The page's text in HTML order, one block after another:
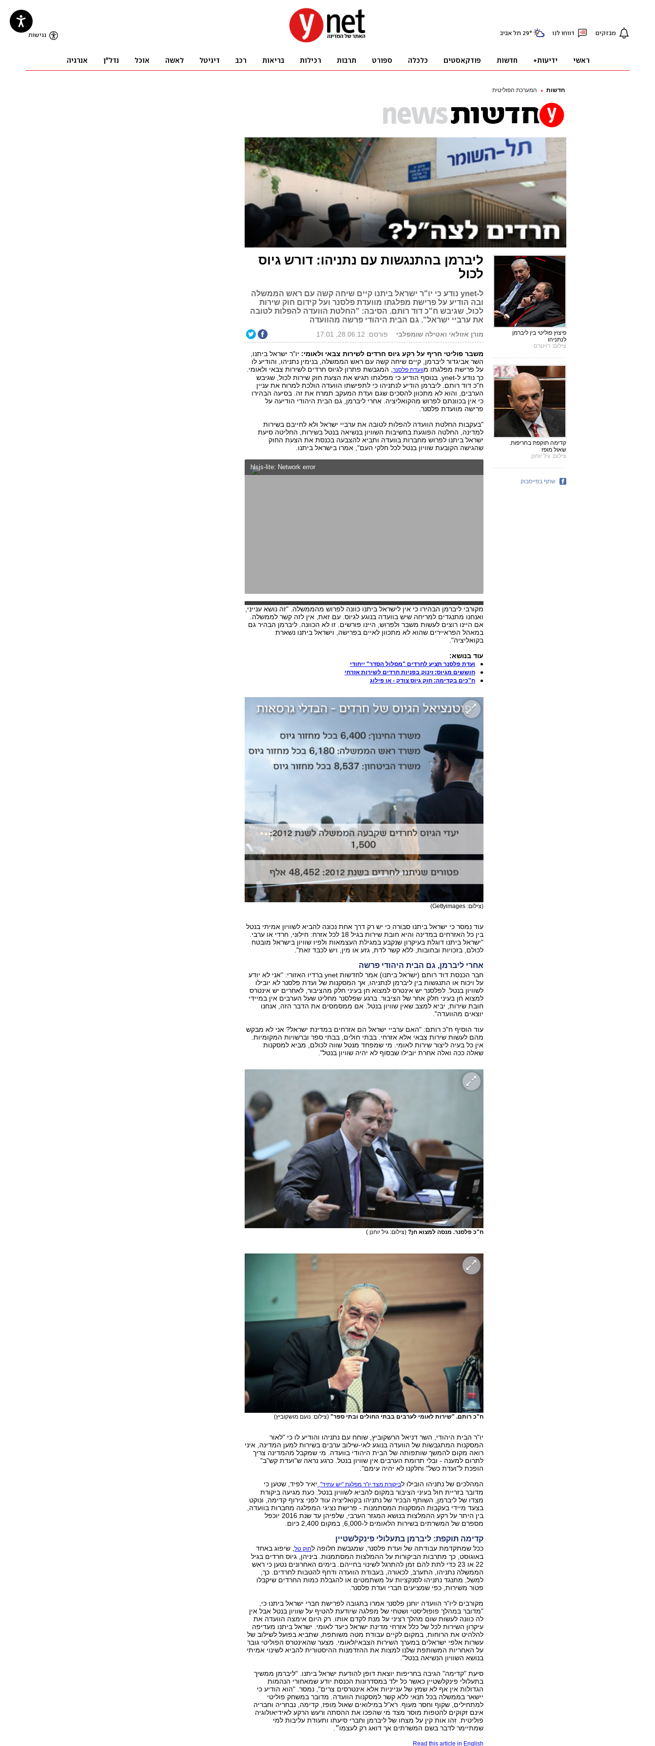
חדשות המערכת הפוליטית
ליברמן בהתנגשות עם נתניהו: דורש גיוס
לכול
ל-ynet נודע כי יו"ר ישראל ביתנו קיים שיחה קשה עם ראש הממשלה
ובה הודיע על פרישת מפלגתו מוועדת פלסנר ועל קידום חוק שירות
לכול, שגיבש ח"כ דוד רותם. הסיבה: "החלטת הוועדה להפלות לטובה
את ערביי ישראל". גם הבית היהודי פרשה מהוועדה
מורן אזולאי ואטילה שומפלבי פורסם: 28.06.12, 17:01
משבר פוליטי חריף על רקע גיוס חרדים לשירות צבאי ולאומי: יו"ר ישראל ביתנו,
השר אביגדור ליברמן, קיים שיחה קשה עם ראש הממשלה, בנימין נתניהו, והודיע לו
על פרישת מפלגתו מוועדת פלסנר, המגבשת פתרון לגיוס חרדים לשירות צבאי ולאומי.
כך נודע ל-ynet. בנוסף הודיע כי מפלגתו תגיש את הצעת חוק שירות לכול, שגיבש
ח"כ דוד רותם. ליברמן הודיע לנתניהו כי לתפישתו הוועדה הולכת למרוח את עניין
הערבים, והוא לא מתכוון להסכים שגם ועדת המעקב תמרח את זה. בסיעה הבהירו
כי אין בכוונתם לפרוש מהקואליציה. אחרי ליברמן, גם הבית היהודי הודיעה על
פרישה מוועדת פלסנר.
"בעקבות החלטת הוועדה להפלות לטובה את ערביי ישראל ולא לחייבם בשירות
למדינה, החלטה הפוגעת בחשיבות השוויון בנשיאה בנטל בשירות, החליטה סיעת
ישראל ביתנו לפרוש מחברות בוועדה ותביא להצבעה בכנסת את הצעת החוק
שהגישה הקובעת שוויון בנטל לכל חלקי העם", אמרו בישראל ביתנו.
hlsjs-lite: Network error
מקורבי ליברמן הבהירו כי אין לישראל ביתנו כוונה לפרוש מהממשלה. "זה נושא ענייני,
ואנחנו מתנגדים למריחה שיש בוועדה בנוגע לגיוס. עם זאת, אין לזה קשר לממשלה.
אם היינו רוצים לעשות משבר ולפרוש, היינו פורשים. זו לא הכוונה. ליברמן הבהיר גם
במאהל הפראיירים שהוא לא מתכוון לאיים בפרישה, וישראל ביתנו נשארת
בקואליציה".
עוד בנושא:
ועדת פלסנר תציע לחרדים "מסלול הסדר" ייחודי
חוששים מגיוס: זינוק בפניות חרדים לשירות אזרחי
ח"כים בקדימה: חוק גיוס צודק - או פילוג
(צילום: Gettyimages)
עוד נמסר כי ישראל ביתנו סבורה כי יש רק דרך אחת נכונה להביא לשוויון אמיתי בנטל
בין כל האזרחים במדינה והיא חובת שירות בגיל 18 לכל אזרח: חילוני, חרדי או ערבי.
"ישראל ביתנו דוגלת בעיקרון שנקבע במגילת העצמאות ולפיו שוויון בישראל מובטח
לכולם, בזכויות ובחובות, ללא קשר לדת, גזע או מין, ויש לכבד זאת".
אחרי ליברמן, גם הבית היהודי פרשה
חבר הכנסת דוד רותם (ישראל ביתנו) אמר לחדשות ynet ברדיו האזורי: "אני לא יודע
על ויכוח או התנגשות בין ליברמן לנתניהו, אך המסקנות של ועדת פלסנר לא יובילו
לשוויון בנטל. לפלסנר יש אינטרס למצוא חן בעיני חלק מהציבור, לאחרים יש אינטרס
למצוא חן בעיני חלק אחר של הציבור. ברגע שפלסנר מחליט שעל הערבים אין במיידי
חובת שירות, יביא למצב שאין שוויון בנטל. אם ממסמסים את הדבר הזה, אנחנו
יוצאים מהוועדה".
עוד הוסיף ח"כ רותם: "האם ערביי ישראל הם אזרחים במדינת ישראל? אני לא מבקש
מהם לעשות שירות צבאי אלא אזרחי. בבתי חולים, בבתי ספר וברשויות המקומיות.
אין כל בעיה ליצור שירות לאומי. מי שמפחד מנטל שווה לכולם, מביא למסקנות
שאלה ככה ואלה אחרת יובילו שבסוף לא יהיה שוויון בנטל".
ח"כ פלסנר. מנסה למצוא חן? (צילום: גיל יוחנן )
ח"כ רותם. "שירות לאומי לערבים בבתי החולים ובתי ספר" (צילום: נועם מושקוביץ)
יו"ר הבית היהודי, השר דניאל הרשקוביץ, שוחח עם נתניהו והודיע לו כי "לאור
המסקנות המתגבשות של הוועדה בנוגע לאי-שילוב ערבים בשירות למען המדינה, איני
רואה מקום להמשך שותפותה של הבית היהודי בוועדה. מי שמקבל מהמדינה צריך
לתרום למענה - ובלי תרומת הערבים אין שוויון בנטל. כרגע נראה ש"ועדת קש"ב"
הופכת ל"ועדת כשל" וחלקנו לא יהיה עימם".
המהלכים של נתניהו הובילו לביקורת מצד יו"ר מפלגת "יש עתיד", יאיר לפיד, שטען כי
מדובר בזריית חול בעיני הציבור במקום להביא לשוויון בנטל. כעת מגיעה ביקורת
מצדו של ליברמן, השותף הבכיר של נתניהו בקואליציה עוד לפני צירוף קדימה, ונוקט
בצעד מיידי בעקבות המסקנות המסתמנות - פרישת נציגי המפלגה מחברות בוועדה,
בין היתר על רקע ההמלצות בנושא המגזר הערבי, שלפיהן עד שנת 2016 יוכפל
מספרם של המשרתים בשירות הלאומים ל-6,000, במקום 2,400 כיום.
קדימה תוקפת: ליברמן בתעלולי פינקלשטיין
ככל שמתקדמת עבודתה של ועדת פלסנר, שמגבשת חלופה לחוק טל, שיפוג באחד
באוגוסט, כך מתרבות הביקורות על ההמלצות המסתמנות. ביניהן, גיוס חרדים בגיל
22 או 23 כדי לתת להם זמן להתרגל לשינוי בחייהם. בימים האחרונים נטען כי ראש
הממשלה נתניהו, התערב, לכאורה, בעבודת הוועדה ודחף להטבות לחרדים. כך,
למשל, מתנגד נתניהו לסנקציות על משתמטים או להגבלת כמות החרדים שיקבלו
פטור משירות, כפי שמציעים חברי ועדת פלסנר.
מקורבים ליו"ר הוועדה יוחנן פלסנר אמרו בתגובה לפרישת חברי ישראל ביתנו כי,
"מדובר במהלך פופוליסטי ושטחי של מפלגה שיודעת להטיף על שוויון בנטל אבל אין
לה כוונה לעשות שום מהלך רציני על מנת לקדם אותו. רק היום אימצה הוועדה את
עיקרון השירות לכל של כלל אזרחי מדינת ישראל כיעד לאומי. ישראל ביתנו מעדיפה
להלהיט את הרוחות, במקום לקיים עבודת מטה משותפת, שתביא בפועל לשילוב של
עשרות אלפי ישראלים במערך השירות הצבאי/לאומי. מצער שהאינטרס הפוליטי גובר
על האחריות המשותפת שלנו למצות את ההזדמנות ההיסטורית להביא לשינוי אמיתי
בנושא השוויון הנשיאה בנטל".
סיעת "קדימה" הגיבה בחריפות יוצאת דופן להודעת ישראל ביתנו. "ליברמן ממשיך
בתעלולי פינקלשטיין כאשר כל ילד במסדרונות הכנסת יודע שמאחורי הנהמות
הגדולות אין אף לא שמץ של ענייניות אלא אינטרסים צרים", נמסר. "הוא הודיע כי
יישאר בממשלה בכל תנאי ללא קשר למסקנות הוועדה. מדובר במשחק פוליטי
למתחילים, שקוף וחסר מעוף. רא"ל במילואים שאול מופז, קדימה, נבחריה וחבריה
אינם זקוקים להטפות מוסר מצד מי שהפכו את ההסתה ורעש הרקע לאידיאולוגיה
פוליטית. זהו אות קין על מצחו של ליברמן וחברי סיעתו ותעודת עליבות למי
שמתיימר לדבר בשם המשרתים אך דואג רק לעצמו״.
Read this article in English
פיצוץ פוליטי בין ליברמן
לנתניהו
צילום: רויטרס
קדימה תוקפת בחריפות.
שאול מופז
צילום: גיל יוחנן
שתף בפייסבוק